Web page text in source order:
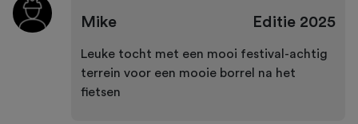
Mike Editie2025
Leuke tocht met een mooi festival-achtig
terrein voor een mooie borrel na het
fietsen